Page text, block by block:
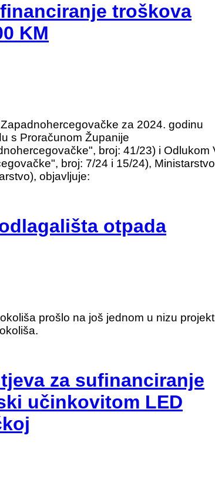
troškova
KM
za 2024. godinu
s Proračunom Županije
broj: 41/23) i Odlukom
broj: 7/24 i 15/24), Ministarstvo
objavljuje:
otpada
prošlo na još jednom u nizu
za sufinanciranje
učinkovitom LED